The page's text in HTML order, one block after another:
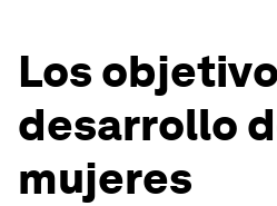
Los
desarrollo
mujeres